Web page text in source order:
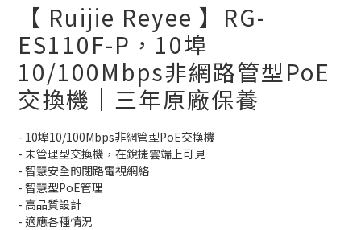
【 Ruijie Reyee 】RG-
ES110F-P，10埠
10/100Mbps非網路管型PoE
交換機｜三年原廠保養
- 10埠10/100Mbps非網管型PoE交換機
- 未管理型交換機，在銳捷雲端上可見
- 智慧安全的閉路電視網絡
- 智慧型PoE管理
- 高品質設計
- 適應各種情況